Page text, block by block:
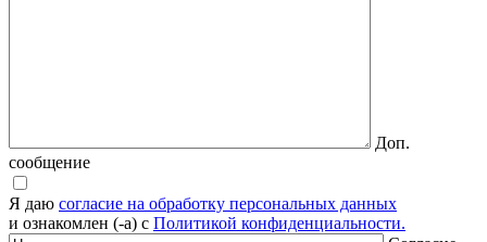
Доп.
сообщение
Я даю согласие на обработку персональных данных
и ознакомлен (-а) с Политикой конфиденциальности.